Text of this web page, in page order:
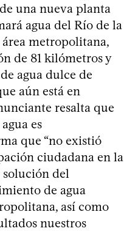
una nueva planta
agua del Río de la
área metropolitana,
de 81 kilómetros y
agua dulce de
aún está en
resalta que
es
que “no existió
ciudadana en la
solución del
de agua
así como
nuestros